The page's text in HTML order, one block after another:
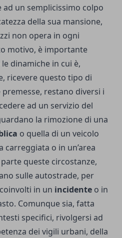
un semplicissimo colpo
della sua mansione,
non opera in ogni
motivo, è importante
dinamiche in cui è,
ricevere questo tipo di
premesse, restano diversi i
ad un servizio del
la rimozione di una
o quella di un veicolo
o in un’area
queste circostanze,
sulle autostrade, per
in un incidente o in
Comunque sia, fatta
specifici, rivolgersi ad
dei vigili urbani, della